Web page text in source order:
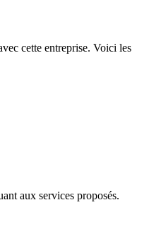
cette entreprise. Voici les
aux services proposés.